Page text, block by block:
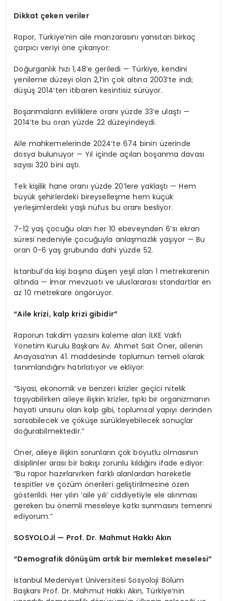
Dikkat çeken veriler
Rapor, Türkiye’nin aile manzarasını yansıtan birkaç
çarpıcı veriyi öne çıkarıyor:
Doğurganlık hızı 1,48’e geriledi — Türkiye, kendini
yenileme düzeyi olan 2,1’in çok altına 2003’te indi;
düşüş 2014’ten itibaren kesintisiz sürüyor.
Boşanmaların evliliklere oranı yüzde 33’e ulaştı —
2014’te bu oran yüzde 22 düzeyindeydi.
Aile mahkemelerinde 2024’te 674 binin üzerinde
dosya bulunuyor — Yıl içinde açılan boşanma davası
sayısı 320 bini aştı.
Tek kişilik hane oranı yüzde 20’lere yaklaştı — Hem
büyük şehirlerdeki bireyselleşme hem küçük
yerleşimlerdeki yaşlı nüfus bu oranı besliyor.
7-12 yaş çocuğu olan her 10 ebeveynden 6’sı ekran
süresi nedeniyle çocuğuyla anlaşmazlık yaşıyor — Bu
oran 0-6 yaş grubunda dahi yüzde 52.
İstanbul’da kişi başına düşen yeşil alan 1 metrekarenin
altında — İmar mevzuatı ve uluslararası standartlar en
az 10 metrekare öngörüyor.
“Aile krizi, kalp krizi gibidir”
Raporun takdim yazısını kaleme alan İLKE Vakfı
Yönetim Kurulu Başkanı Av. Ahmet Sait Öner, ailenin
Anayasa’nın 41. maddesinde toplumun temeli olarak
tanımlandığını hatırlatıyor ve ekliyor:
“Siyasi, ekonomik ve benzeri krizler geçici nitelik
taşıyabilirken aileye ilişkin krizler, tıpkı bir organizmanın
hayati unsuru olan kalp gibi, toplumsal yapıyı derinden
sarsabilecek ve çöküşe sürükleyebilecek sonuçlar
doğurabilmektedir.”
Öner, aileye ilişkin sorunların çok boyutlu olmasının
disiplinler arası bir bakışı zorunlu kıldığını ifade ediyor:
“Bu rapor hazırlanırken farklı alanlardan hareketle
tespitler ve çözüm önerileri geliştirilmesine özen
gösterildi. Her yılın ‘aile yılı’ ciddiyetiyle ele alınması
gereken bu önemli meseleye katkı sunmasını temenni
ediyorum.”
SOSYOLOJİ — Prof. Dr. Mahmut Hakkı Akın
“Demografik dönüşüm artık bir memleket meselesi”
İstanbul Medeniyet Üniversitesi Sosyoloji Bölüm
Başkanı Prof. Dr. Mahmut Hakkı Akın, Türkiye’nin